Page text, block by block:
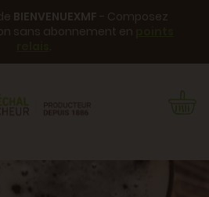
BIENVENUEXMF - Composez
sans abonnement en
.